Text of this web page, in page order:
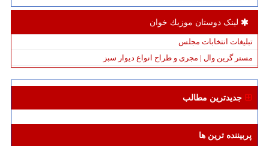
لینک دوستان موزیك خوان
تبلیغات انتخابات مجلس
مستر گرین وال | مجری و طراح انواع دیوار سبز
جدیدترین مطالب
پربیننده ترین ها